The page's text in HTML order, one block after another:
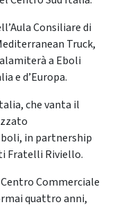
Consiliare di
Truck,
a Eboli
e d’Europa.
che vanta il
in partnership
Fratelli Riviello.
Commerciale
quattro anni,